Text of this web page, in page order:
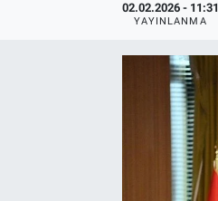
02.02.2026 - 11:31
YAYINLANMA
Tüm Manşetler
Son Dakika Haberleri